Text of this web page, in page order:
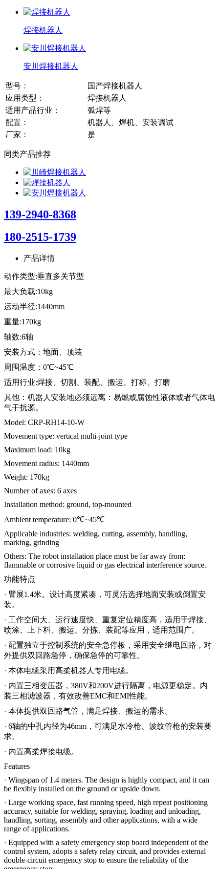
焊接机器人
安川焊接机器人
型号：
国产焊接机器人
应用类型：
焊接机器人
适用产品行业：
弧焊等
配置：
机器人、焊机、安装调试
厂家：
是
同类产品推荐
139-2940-8368
180-2515-1739
产品详情
动作类型:垂直多关节型
最大负载:10kg
运动半径:1440mm
重量:170kg
轴数:6轴
安装方式：地面、顶装
周围温度：0℃~45℃
适用行业:焊接、切割、装配、搬运、打标、打磨
其他：机器人安装地必须远离：易燃或腐蚀性液体或者气体电
气干扰源。
Model: CRP-RH14-10-W
Movement type: vertical multi-joint type
Maximum load: 10kg
Movement radius: 1440mm
Weight: 170kg
Number of axes: 6 axes
Installation method: ground, top-mounted
Ambient temperature: 0℃~45℃
Applicable industries: welding, cutting, assembly, handling,
marking, grinding
Others: The robot installation place must be far away from:
flammable or corrosive liquid or gas electrical interference source.
功能特点
· 臂展1.4米。设计高度紧凑，可灵活选择地面安装或倒置安
装。
· 工作空间大、运行速度快、重复定位精度高，适用于焊接、
喷涂、上下料、搬运、分拣、装配等应用，适用范围广。
· 配置独立于控制系统的安全急停板，采用安全继电回路，对
外提供双回路急停，确保急停的可靠性。
· 本体电缆采用高柔机器人专用电缆。
· 内置三相变压器，380V和200V进行隔离，电源更稳定。内
装三相滤波器，有效改善EMC和EMI性能。
· 本体提供双回路气管，满足焊接、搬运的需求。
· 6轴的中孔内径为46mm，可满足水冷枪、波纹管枪的安装要
求。
· 内置高柔焊接电缆。
Features
· Wingspan of 1.4 meters. The design is highly compact, and it can
be flexibly installed on the ground or upside down.
· Large working space, fast running speed, high repeat positioning
accuracy, suitable for welding, spraying, loading and unloading,
handling, sorting, assembly and other applications, with a wide
range of applications.
· Equipped with a safety emergency stop board independent of the
control system, adopts a safety relay circuit, and provides external
double-circuit emergency stop to ensure the reliability of the